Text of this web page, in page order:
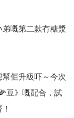
嘅第二款冇糖漿
佢升級吓～今次
豆》嘅配合，試